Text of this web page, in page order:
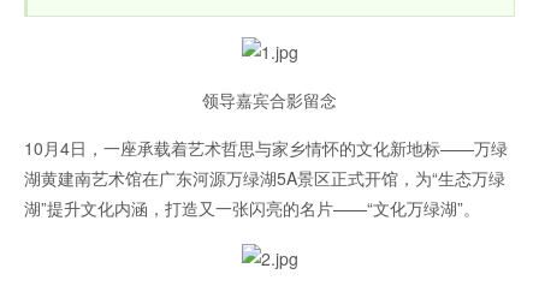
权威新闻发布
领导嘉宾合影留念
10月4日，一座承载着艺术哲思与家乡情怀的文化新地标——万绿
湖黄建南艺术馆在广东河源万绿湖5A景区正式开馆，为“生态万绿
湖”提升文化内涵，打造又一张闪亮的名片——“文化万绿湖”。